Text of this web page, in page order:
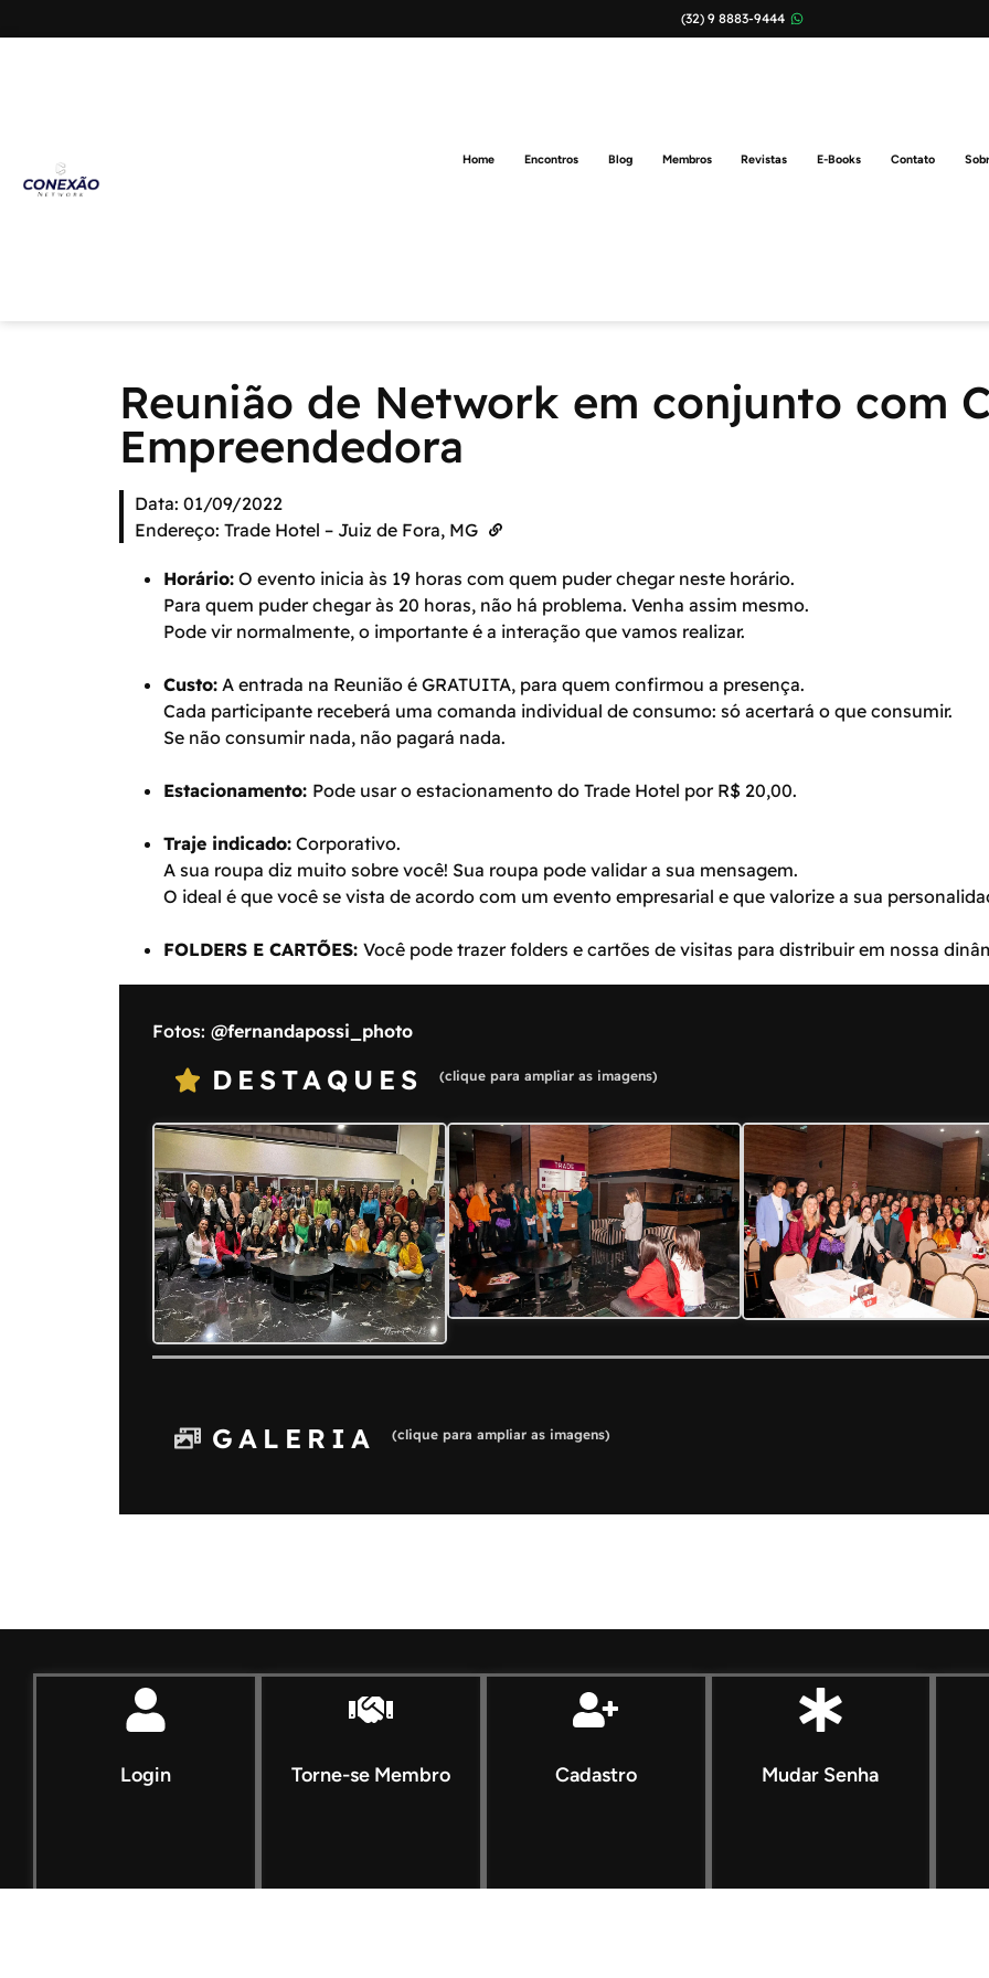
(32) 9 8883-9444
Home Encontros Blog Membros Revistas E-Books Contato
Reunião de Network em conjunto com
Empreendedora
Data: 01/09/2022
Endereço: Trade Hotel – Juiz de Fora, MG
Horário:O evento inicia às 19 horas com quem puder chegar neste horário.
Para quem puder chegar às 20 horas, não há problema. Venha assim mesmo.
Pode vir normalmente, o importante é a interação que vamos realizar.
Custo:A entrada na Reunião é GRATUITA, para quem confirmou a presença.
Cada participante receberá uma comanda individual de consumo: só acertará o que consumir.
Se não consumir nada, não pagará nada.
Estacionamento: Pode usar o estacionamento do Trade Hotel por R$ 20,00.
Traje indicado:Corporativo.
A sua roupa diz muito sobre você! Sua roupa pode validar a sua mensagem.
O ideal é que você se vista de acordo com um evento empresarial e que valorize a sua
FOLDERS E CARTÕES: Você pode trazer folders e cartões de visitas para distribuir em nossa
Fotos: @fernandapossi_photo
DESTAQUES (clique para ampliar as imagens)
GALERIA (clique para ampliar as imagens)
Login Torne-se Membro Cadastro Mudar Senha